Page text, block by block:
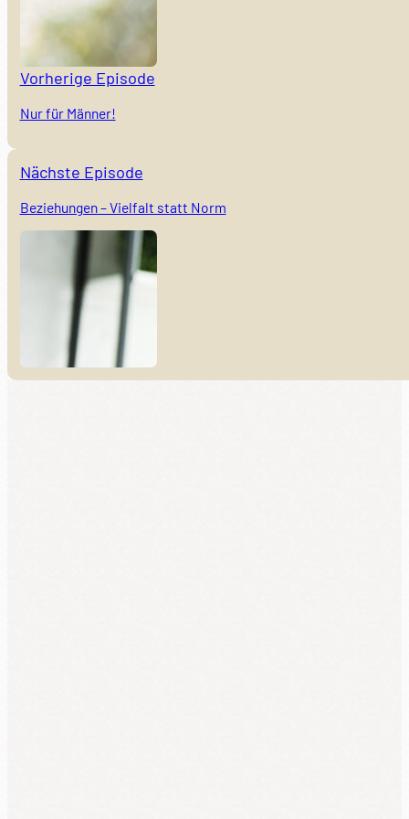
Vorherige Episode
Nur für Männer!
Nächste Episode
Beziehungen – Vielfalt statt Norm